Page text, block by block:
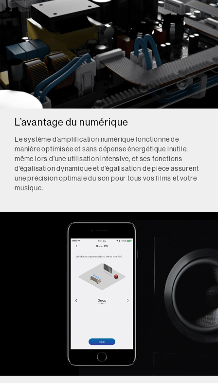
L’avantage du numérique
Le système d’amplification numérique fonctionne de
manière optimisée et sans dépense énergétique inutile,
même lors d’une utilisation intensive, et ses fonctions
d’égalisation dynamique et d’égalisation de pièce assurent
une précision optimale du son pour tous vos films et votre
musique.